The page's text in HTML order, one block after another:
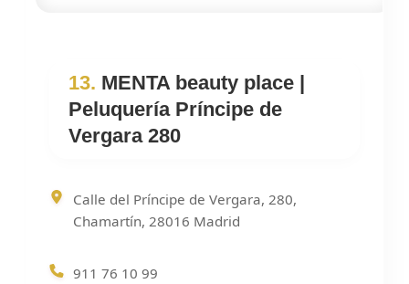
13. MENTA beauty place |
Peluquería Príncipe de
Vergara 280
Calle del Príncipe de Vergara, 280,
Chamartín, 28016 Madrid
911 76 10 99